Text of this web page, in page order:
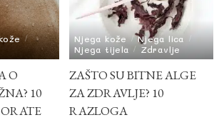
O
10
Njega kože
Njega lica
Njega tijela
Zdravlje
ZAŠTO SU BITNE ALGE
ZA ZDRAVLJE? 10
RAZLOGA